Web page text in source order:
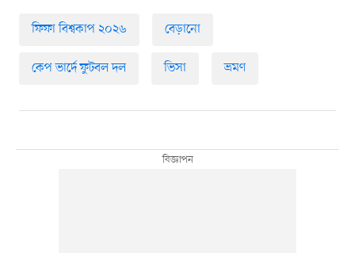
ফিফা বিশ্বকাপ ২০২৬ বেড়ানো
কেপ ভার্দে ফুটবল দল ভিসা ভ্রমণ